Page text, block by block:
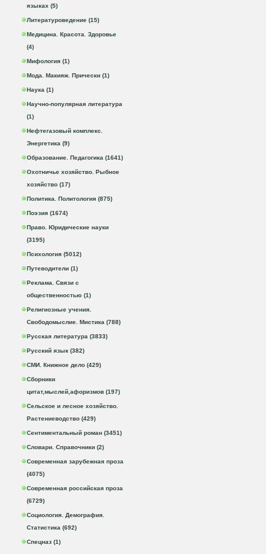
языках (5)
Литературоведение (15)
Медицина. Красота. Здоровье
(4)
Мифология (1)
Мода. Макияж. Прически (1)
Наука (1)
Научно-популярная литература
(1)
Нефтегазовый комплекс.
Энергетика (9)
Образование. Педагогика (1641)
Охотничье хозяйство. Рыбное
хозяйство (17)
Политика. Политология (875)
Поэзия (1674)
Право. Юридические науки
(3195)
Психология (5012)
Путеводители (1)
Реклама. Связи с
общественностью (1)
Религиозные учения.
Свободомыслие. Мистика (788)
Русская литература (3833)
Русский язык (382)
СМИ. Книжное дело (429)
Сборники
цитат,мыслей,афоризмов (197)
Сельское и лесное хозяйство.
Растениеводство (429)
Сентиментальный роман (3451)
Словари. Справочники (2)
Современная зарубежная проза
(4075)
Современная российская проза
(6729)
Социология. Демография.
Статистика (692)
Спецназ (1)